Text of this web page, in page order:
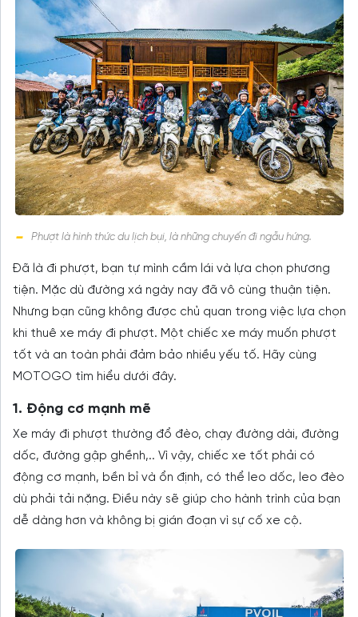
Phượt là hình thức du lịch bụi, là những chuyến đi ngẫu hứng.
Đã là đi phượt, bạn tự mình cầm lái và lựa chọn phương
tiện. Mặc dù đường xá ngày nay đã vô cùng thuận tiện.
Nhưng bạn cũng không được chủ quan trong việc lựa chọn
khi thuê xe máy đi phượt. Một chiếc xe máy muốn phượt
tốt và an toàn phải đảm bảo nhiều yếu tố. Hãy cùng
MOTOGO tìm hiểu dưới đây.
1. Động cơ mạnh mẽ
Xe máy đi phượt thường đổ đèo, chạy đường dài, đường
dốc, đường gập ghềnh,.. Vì vậy, chiếc xe tốt phải có
động cơ mạnh, bền bỉ và ổn định, có thể leo dốc, leo đèo
dù phải tải nặng. Điều này sẽ giúp cho hành trình của bạn
dễ dàng hơn và không bị gián đoạn vì sự cố xe cộ.